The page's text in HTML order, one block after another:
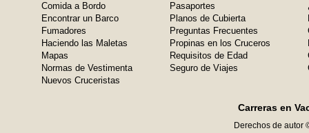
Comida a Bordo
Encontrar un Barco
Fumadores
Haciendo las Maletas
Mapas
Normas de Vestimenta
Nuevos Cruceristas
Pasaportes
Planos de Cubierta
Preguntas Frecuentes
Propinas en los Cruceros
Requisitos de Edad
Seguro de Viajes
Carreras en
Derechos de autor